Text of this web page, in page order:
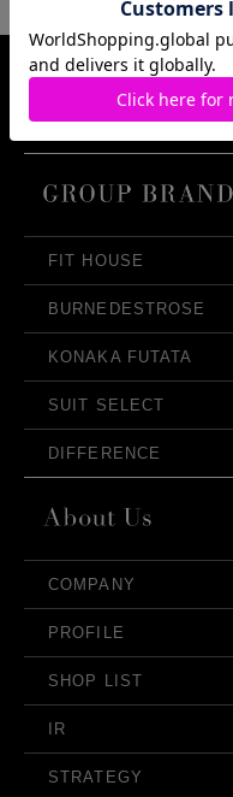
FIT HOUSE
BURNEDESTROSE
KONAKA FUTATA
SUIT SELECT
DIFFERENCE
COMPANY
PROFILE
SHOP LIST
IR
STRATEGY